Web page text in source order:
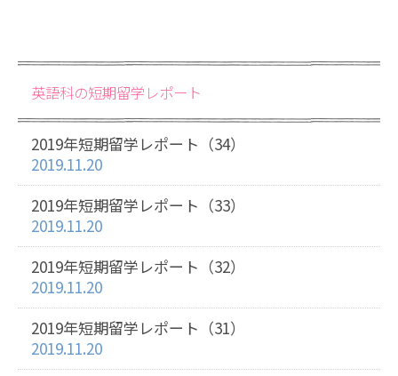
英語科の短期留学レポート
2019年短期留学レポート（34）
2019.11.20
2019年短期留学レポート（33）
2019.11.20
2019年短期留学レポート（32）
2019.11.20
2019年短期留学レポート（31）
2019.11.20